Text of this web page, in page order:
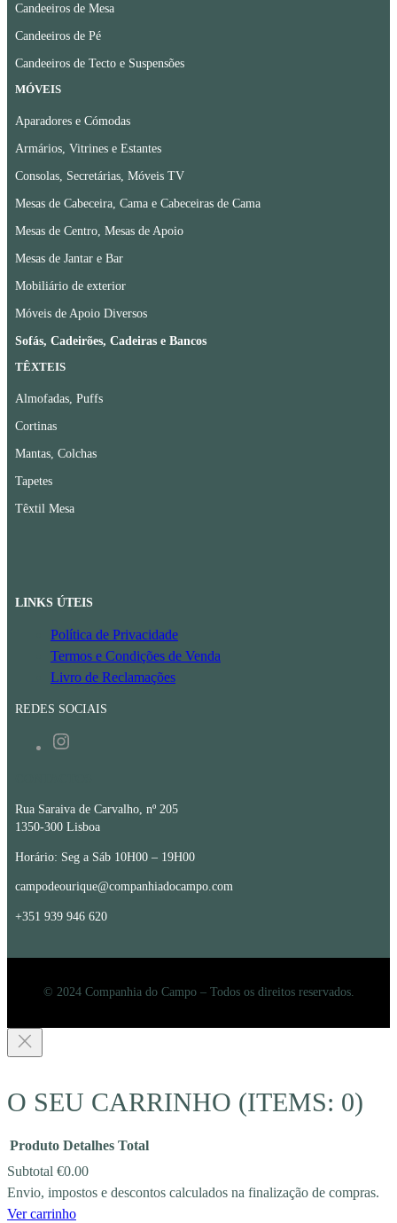
Candeeiros de Mesa
Candeeiros de Pé
Candeeiros de Tecto e Suspensões
MÓVEIS
Aparadores e Cómodas
Armários, Vitrines e Estantes
Consolas, Secretárias, Móveis TV
Mesas de Cabeceira, Cama e Cabeceiras de Cama
Mesas de Centro, Mesas de Apoio
Mesas de Jantar e Bar
Mobiliário de exterior
Móveis de Apoio Diversos
Sofás, Cadeirões, Cadeiras e Bancos
TÊXTEIS
Almofadas, Puffs
Cortinas
Mantas, Colchas
Tapetes
Têxtil Mesa
LINKS ÚTEIS
Política de Privacidade
Termos e Condições de Venda
Livro de Reclamações
REDES SOCIAIS
Rua Saraiva de Carvalho, nº 205
1350-300 Lisboa
Horário: Seg a Sáb 10H00 – 19H00
campodeourique@companhiadocampo.com
+351 939 946 620
© 2024 Companhia do Campo – Todos os direitos reservados.
O SEU CARRINHO (ITEMS: 0)
PRODUCTS
Produto Detalhes Total
Subtotal €0.00
Envio, impostos e descontos calculados na finalização de compras.
Ver carrinho